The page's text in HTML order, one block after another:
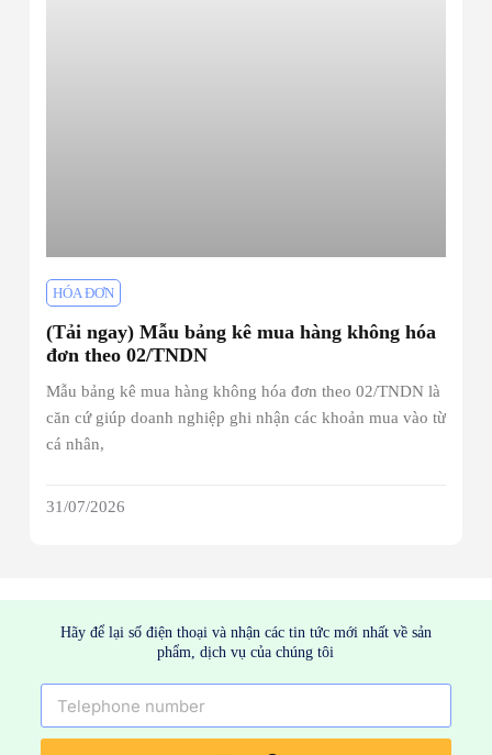
HÓA ĐƠN
(Tải ngay) Mẫu bảng kê mua hàng không hóa
đơn theo 02/TNDN
Mẫu bảng kê mua hàng không hóa đơn theo 02/TNDN là
căn cứ giúp doanh nghiệp ghi nhận các khoản mua vào từ
cá nhân,
31/07/2026
Hãy để lại số điện thoại và nhận các tin tức mới nhất về sản
phẩm, dịch vụ của chúng tôi